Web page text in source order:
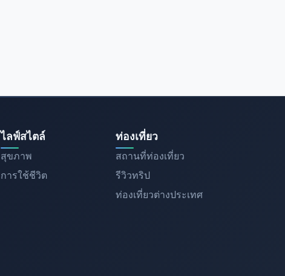
ไลฟ์สไตล์
สุขภาพ
การใช้ชีวิต
ท่องเที่ยว
สถานที่ท่องเที่ยว
รีวิวทริป
ท่องเที่ยวต่างประเทศ